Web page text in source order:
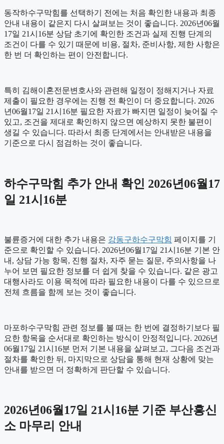
동작하수구막힘를 선택하기 전에는 처음 확인한 내용과 최종
안내 내용이 같은지 다시 살펴보는 것이 좋습니다. 2026년06월
17일 21시16분 상담 초기에 확인한 조건과 실제 진행 단계의
조건이 다를 수 있기 때문에 비용, 절차, 준비사항, 제한 사항은
한 번 더 확인하는 편이 안전합니다.
특히 김해이혼전문변호사와 관련해 일정이 정해지거나 자료
제출이 필요한 경우에는 진행 전 확인이 더 중요합니다. 2026
년06월17일 21시16분 필요한 자료가 빠지면 일정이 늦어질 수
있고, 조건을 제대로 확인하지 않으면 예상하지 못한 불편이
생길 수 있습니다. 따라서 최종 단계에서는 안내받은 내용을
기준으로 다시 점검하는 것이 좋습니다.
하수구막힘 추가 안내 확인 2026년06월17
일 21시16분
불륜증거에 대한 추가 내용은 강동구하수구막힘 페이지를 기
준으로 확인할 수 있습니다. 2026년06월17일 21시16분 기본 안
내, 상담 가능 항목, 진행 절차, 자주 묻는 질문, 주의사항을 나
누어 보면 필요한 정보를 더 쉽게 찾을 수 있습니다. 같은 광고
대행사라도 이용 목적에 따라 필요한 내용이 다를 수 있으므로
전체 흐름을 함께 보는 것이 좋습니다.
마포하수구막힘 관련 정보를 볼 때는 한 번에 결정하기보다 필
요한 항목을 순서대로 확인하는 방식이 안정적입니다. 2026년
06월17일 21시16분 먼저 기본 내용을 살펴보고, 그다음 조건과
절차를 확인한 뒤, 마지막으로 상담을 통해 현재 상황에 맞는
안내를 받으면 더 정확하게 판단할 수 있습니다.
2026년06월17일 21시16분 기준 부산흥신
소 마무리 안내